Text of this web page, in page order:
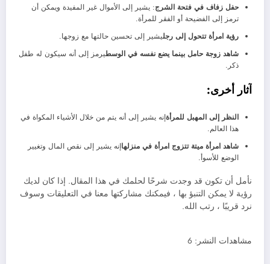
حفل زفاف في فتحة الشرج: يشير إلى الأموال غير المفيدة ويمكن أن
ترمز إلى الفضيحة أو الفقر للمرأة.
رؤية امرأة تتحول إلى رجليشير إلى تحسين حالتها مع زوجها.
شاهد زوجة حامل بينما يضع نفسه في الوسطيرمز إلى أنه سيكون له طفل
ذكر.
آثار أخرى:
النظر إلى المهبل للمرأةإنه يشير إلى أنه يتم من خلال الأشياء المكواة في
هذا العالم.
شاهد امرأة ميتة تتزوج امرأة في منزلهاإنه يشير إلى نقص المال وتغيير
الوضع للأسوأ.
نأمل أن تكون قد وجدت شرحًا لحلمك في هذا المقال. إذا كان لديك
رؤية لا يمكن التنبؤ بها ، فيمكنك مشاركتها معنا في التعليقات وسوف
نرد قريبًا ، رتب الله.
مشاهدات النشر: 6